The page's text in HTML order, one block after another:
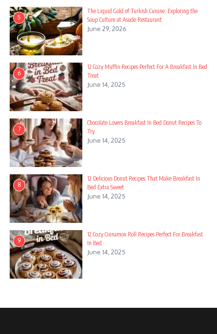
5
The Liquid Gold of Turkish Cuisine: Exploring the
Soup Culture at Asude Restaurant
June 29, 2026
6
12 Cozy Muffin Recipes Perfect For A Breakfast In Bed
Treat
June 14, 2025
7
Chocolate Lovers Breakfast In Bed Donut Recipes To
Try
June 14, 2025
8
12 Delicious Donut Recipes That Make Breakfast In
Bed Extra Sweet
June 14, 2025
9
12 Cozy Cinnamon Roll Recipes Perfect For Breakfast
In Bed
June 14, 2025